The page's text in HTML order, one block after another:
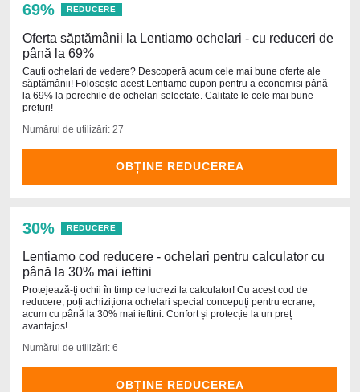
69% REDUCERE
Oferta săptămânii la Lentiamo ochelari - cu reduceri de
până la 69%
Cauți ochelari de vedere? Descoperă acum cele mai bune oferte ale
săptămânii! Folosește acest Lentiamo cupon pentru a economisi până
la 69% la perechile de ochelari selectate. Calitate le cele mai bune
prețuri!
Numărul de utilizări: 27
OBȚINE REDUCEREA
30% REDUCERE
Lentiamo cod reducere - ochelari pentru calculator cu
până la 30% mai ieftini
Protejează-ți ochii în timp ce lucrezi la calculator! Cu acest cod de
reducere, poți achiziționa ochelari special concepuți pentru ecrane,
acum cu până la 30% mai ieftini. Confort și protecție la un preț
avantajos!
Numărul de utilizări: 6
OBȚINE REDUCEREA